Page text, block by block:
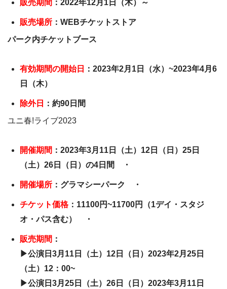
販売期間 ：2022年12月1日（木）～
販売場所 ：WEBチケットストア
パーク内チケットブース
有効期間の開始日
：2023年2月1日（水）~2023年4月6
日（木）
除外日
：約90日間
ユニ春!ライブ2023
開催期間 ：2023年3月11日（土）12日（日）25日
（土）26日（日）の4日間 ・
開催場所 ：グラマシーパーク ・
チケット価格：11100円~11700円（1デイ・スタジ
オ・パス含む） ・
販売期間 ：
▶公演日3月11日（土）12日（日）2023年2月25日
（土）12：00~
▶公演日3月25日（土）26日（日）2023年3月11日